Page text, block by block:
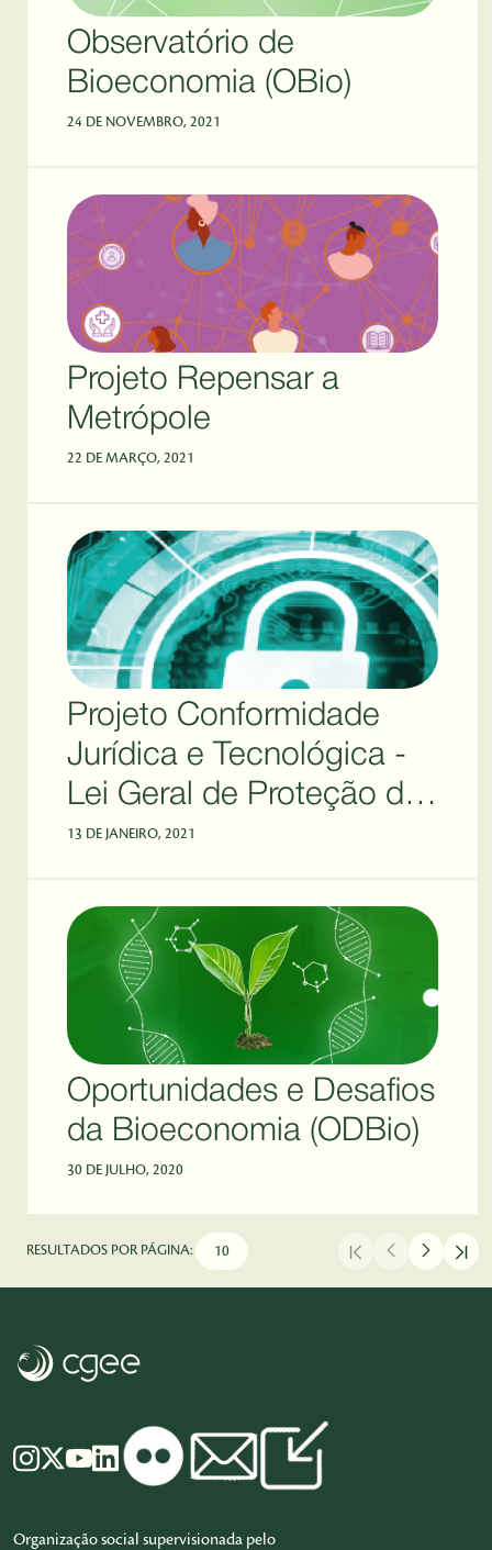
Observatório de
Bioeconomia (OBio)
24 DE NOVEMBRO, 2021
Projeto Repensar a
Metrópole
22 DE MARÇO, 2021
Projeto Conformidade
Jurídica e Tecnológica -
Lei Geral de Proteção de
Dados (LGPD)
13 DE JANEIRO, 2021
Oportunidades e Desafios
da Bioeconomia (ODBio)
30 DE JULHO, 2020
RESULTADOS POR PÁGINA:
Organização social supervisionada pelo